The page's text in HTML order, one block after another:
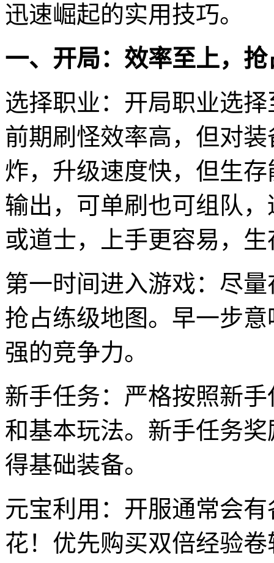
迅速崛起的实用技巧。
一、开局：效率至上，抢
选择职业：开局职业选
前期刷怪效率高，但对
炸，升级速度快，但生
输出，可单刷也可组队
或道士，上手更容易，
第一时间进入游戏：尽
抢占练级地图。早一步
强的竞争力。
新手任务：严格按照新
和基本玩法。新手任务
得基础装备。
元宝利用：开服通常会
花！优先购买双倍经验